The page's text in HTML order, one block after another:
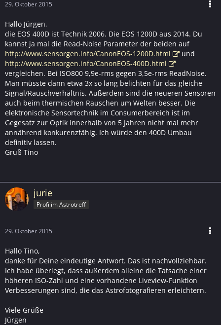
29. Oktober 2015
Hallo Jürgen,
die EOS 400D ist Technik 2006. Die EOS 1200D aus 2014. Du
kannst ja mal die Read-Noise Parameter der beiden auf
http://www.sensorgen.info/CanonEOS-1200D.html
und
http://www.sensorgen.info/CanonEOS-400D.html
vergleichen. Bei ISO800 9,9e-rms gegen 3,5e-rms ReadNoise.
Man müsste dann etwa 3x so lang belichten für das gleiche
Signal/Rauschverhältnis. Außerdem sind die neueren Sensoren
auch beim thermischen Rauschen um Welten besser. Die
elektronische Sensortechnik im Consumerbereich ist im
Gegesatz zur Optik innerhalb von 5 Jahren nicht mal mehr
annährend konkurenzfähig. Ich würde den 400D Umbau
definitiv lassen.
Gruß Tino
jurie
Profi im Astrotreff
29. Oktober 2015
Hallo Tino,
danke für Deine eindeutige Antwort. Das ist nachvollziehbar.
Ich habe überlegt, dass außerdem alleine die Tatsache einer
höheren ISO-Zahl und eine vorhandene Liveview-Funktion
Verbesserungen sind, die das Astrofotografieren erleichtern.
Viele Grüße
Jürgen